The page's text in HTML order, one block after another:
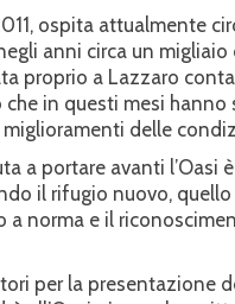
ospita attualmente
anni circa un
proprio a Lazzaro
in questi mesi
delle
a portare avanti l’Oasi
il rifugio nuovo,
a norma e il
per la presentazione